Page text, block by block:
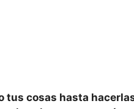
cosas hasta